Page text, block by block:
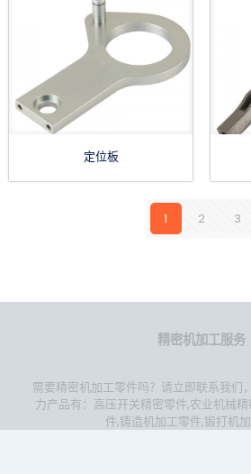
定位板
1 2 3
精密机加工服务
需要精密机加工零件吗？请立即联系我们
力产品有： 高压开关精密零件,农业机械
件,铸造机加工零件,锻打机